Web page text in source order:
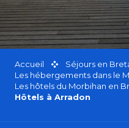
Accueil
Séjours en
Les hébergements dans le
Les hôtels du Morbihan en
Hôtels à Arradon